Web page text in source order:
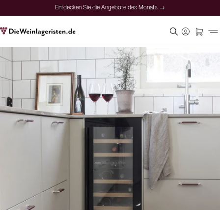
Entdecken Sie die Angebote des Monats →